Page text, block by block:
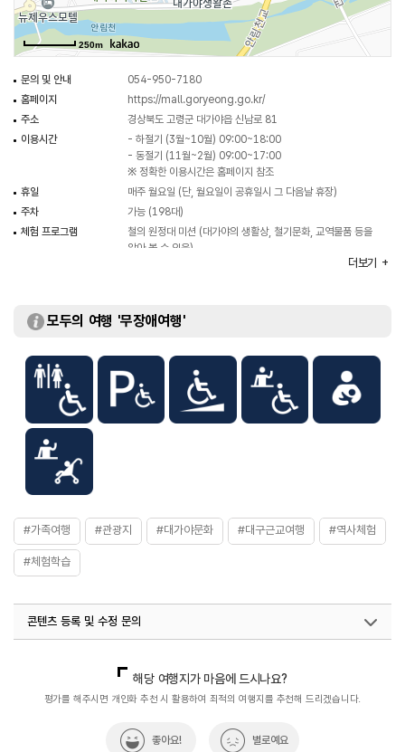
250m
문의 및 안내
054-950-7180
홈페이지
https://mall.goryeong.go.kr/
주소
경상북도 고령군 대가야읍 신남로 81
이용시간
- 하절기 (3월~10월) 09:00~18:00
- 동절기 (11월~2월) 09:00~17:00
※ 정확한 이용시간은 홈페이지 참조
휴일
매주 월요일 (단, 월요일이 공휴일시 그 다음날 휴장)
주차
가능 (198대)
체험 프로그램
철의 원정대 미션 (대가야의 생활상, 철기문화, 교역물품 등을
알아 볼 수 있음)
주산성전시관, 공방촌(공예), 한기촌(숙박), 상가라도 못
입장료
무료
※ 자세한 안내는 홈페이지 참조
더보기
모두의 여행 '무장애여행'
#가족여행 #관광지 #대가야문화 #대구근교여행 #역사체험
#체험학습
콘텐츠 등록 및 수정 문의
열린관광콘텐츠팀(열린관광-모두의여행)
033-738-3425
해당 여행지가 마음에 드시나요?
평가를 해주시면 개인화 추천 시 활용하여 최적의 여행지를 추천해 드리겠습니다.
좋아요! 별로예요